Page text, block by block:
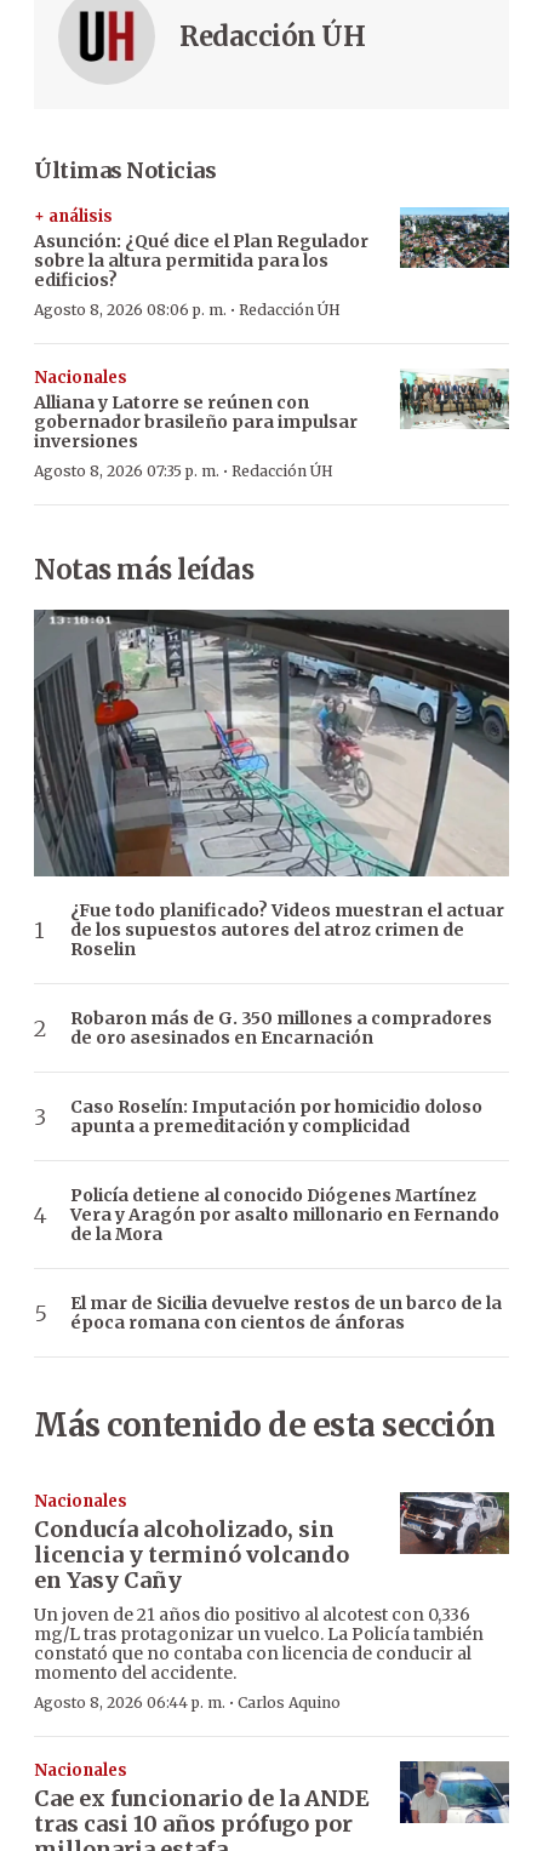
Redacción ÚH
Últimas Noticias
+ análisis
Asunción: ¿Qué dice el Plan Regulador
sobre la altura permitida para los
edificios?
Agosto 8, 2026 08:06 p. m. · Redacción ÚH
Nacionales
Alliana y Latorre se reúnen con
gobernador brasileño para impulsar
inversiones
Agosto 8, 2026 07:35 p. m. · Redacción ÚH
Notas más leídas
¿Fue todo planificado? Videos muestran el actuar
de los supuestos autores del atroz crimen de
Roselin
Robaron más de G. 350 millones a compradores
de oro asesinados en Encarnación
Caso Roselín: Imputación por homicidio doloso
apunta a premeditación y complicidad
Policía detiene al conocido Diógenes Martínez
Vera y Aragón por asalto millonario en Fernando
de la Mora
El mar de Sicilia devuelve restos de un barco de la
época romana con cientos de ánforas
Más contenido de esta sección
Nacionales
Conducía alcoholizado, sin
licencia y terminó volcando
en Yasy Cañy
Un joven de 21 años dio positivo al alcotest con 0,336
mg/L tras protagonizar un vuelco. La Policía también
constató que no contaba con licencia de conducir al
momento del accidente.
Agosto 8, 2026 06:44 p. m. · Carlos Aquino
Nacionales
Cae ex funcionario de la ANDE
tras casi 10 años prófugo por